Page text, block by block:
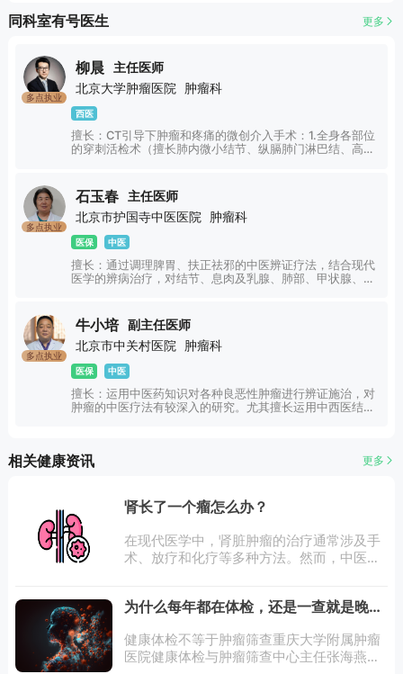
同科室有号医生 更多
多点执业
柳晨
主任医师
北京大学肿瘤医院
肿瘤科
西医
擅长：CT引导下肿瘤和疼痛的微创介入手术：1.全身各部位
的穿刺活检术（擅长肺内微小结节、纵膈肺门淋巴结、高位
融术）、化学消融术等方式治疗全身实体性肿瘤。3.椎体成
形术治疗骨质疏松、骨肿瘤等原因引起的椎体压缩性骨折、
四肢骨盆病理性骨折。4.神经阻滞、调节、消融、损毁治疗
多点执业
石玉春
主任医师
北京市护国寺中医医院
肿瘤科
医保 中医
擅长：通过调理脾胃、扶正祛邪的中医辨证疗法，结合现代
医学的辨病治疗，对结节、息肉及乳腺、肺部、甲状腺、胃
治疗基础上运用中医药辅助调理，助力减少肿瘤复发转移风
险，配合放化疗可起到减毒增效、改善患者体质的作用。在
减轻中晚期肿瘤患者不适、改善生活质量方面具有丰富临床
征、月经不调、痛经闭经、白带异常等疑难病症方面，也有
丰富的临床经验。深受无数患者的一致好评。
多点执业
牛小培
副主任医师
北京市中关村医院
肿瘤科
医保 中医
擅长：运用中医药知识对各种良恶性肿瘤进行辨证施治，对
肿瘤的中医疗法有较深入的研究。尤其擅长运用中西医结合
相关健康资讯 更多
肾长了一个瘤怎么办？
在现代医学中，肾脏肿瘤的治疗通常涉及手
术、放疗和化疗等多种方法。然而，中医药
您讲解中医在肾肿瘤治疗中的应用，特别是
为什么每年都在体检，还是一查就是晚
健康体检不等于肿瘤筛查重庆大学附属肿瘤
医院健康体检与肿瘤筛查中心主任张海燕介